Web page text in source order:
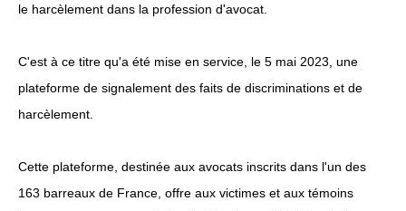
le harcèlement dans la profession d'avocat.
C'est à ce titre qu'a été mise en service, le 5 mai 2023, une
plateforme de signalement des faits de discriminations et de
harcèlement.
Cette plateforme, destinée aux avocats inscrits dans l'un des
163 barreaux de France, offre aux victimes et aux témoins